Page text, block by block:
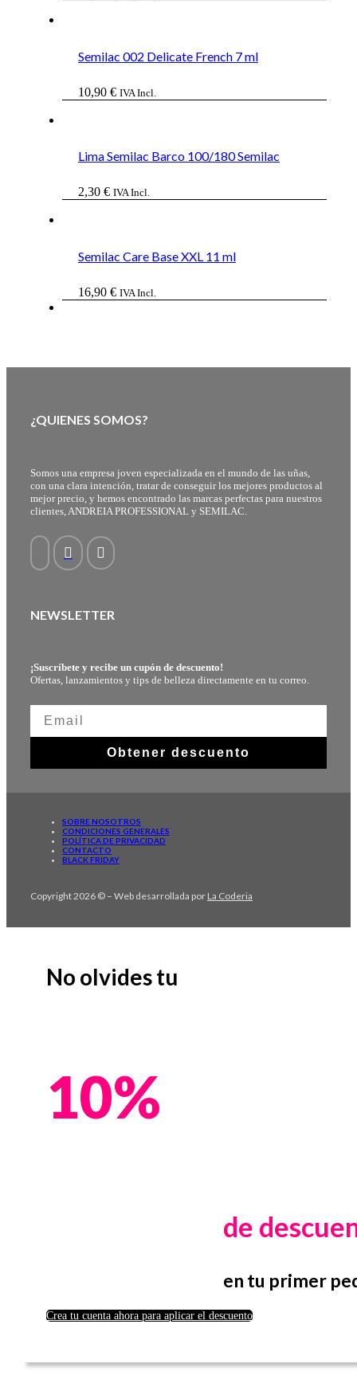
Semilac 002 Delicate French 7 ml
10,90 € IVA Incl.
Lima Semilac Barco 100/180 Semilac
2,30 € IVA Incl.
Semilac Care Base XXL 11 ml
16,90 € IVA Incl.
¿QUIENES SOMOS?
Somos una empresa joven especializada en el mundo de las uñas,
con una clara intención, tratar de conseguir los mejores productos al
mejor precio, y hemos encontrado las marcas perfectas para nuestros
clientes, ANDREIA PROFESSIONAL y SEMILAC.
NEWSLETTER
¡Suscríbete y recibe un cupón de descuento!
Ofertas, lanzamientos y tips de belleza directamente en tu correo.
Obtener descuento
SOBRE NOSOTROS
CONDICIONES GENERALES
POLÍTICA DE PRIVACIDAD
CONTACTO
BLACK FRIDAY
Copyright 2026 © – Web desarrollada por La Coderia
No olvides tu
10%
de
en tu primer
Crea tu cuenta ahora para aplicar el descuento